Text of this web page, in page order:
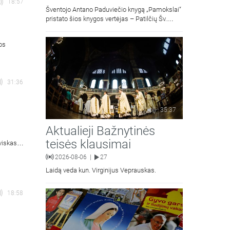
18:57
31:36
18:58
Šventojo Antano Paduviečio knygą „Pamokslai“
pristato šios knygos vertėjas – Patilčių Šv.
moralinės teologijos dr. Algirdas Petras
35:37
Aktualieji Bažnytinės
teisės klausimai
2026-08-06 27
Laidą veda kun. Virginijus Veprauskas.